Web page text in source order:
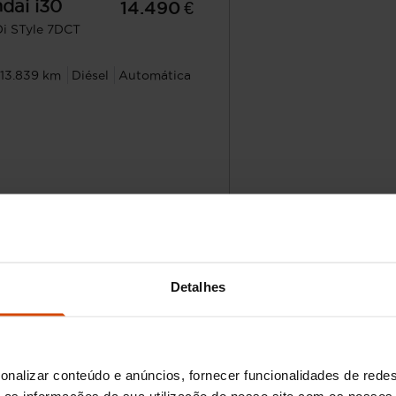
Detalhes
conteúdo e anúncios, fornecer funcionalidades de
i30
STyle 7DCT
14.490 €
km Diésel Automática
com caixa
marcas mais reconhecidas e procuradas no panorama